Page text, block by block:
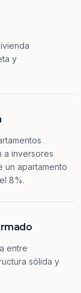
y
a inversores
un apartamento
8%.
entre
sólida y